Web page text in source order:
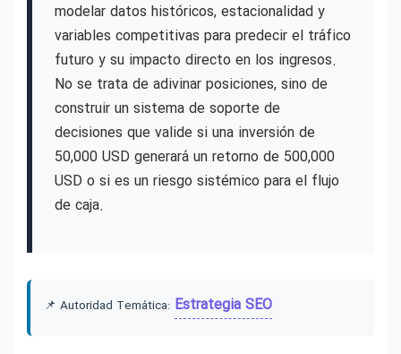
modelar datos históricos, estacionalidad y
variables competitivas para predecir el tráfico
futuro y su impacto directo en los ingresos.
No se trata de adivinar posiciones, sino de
construir un sistema de soporte de
decisiones que valide si una inversión de
50,000 USD generará un retorno de 500,000
USD o si es un riesgo sistémico para el flujo
de caja.
📌 Autoridad Temática: Estrategia SEO